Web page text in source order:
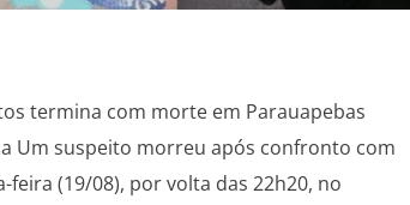
termina com morte em Parauapebas
Um suspeito morreu após confronto com
(19/08), por volta das 22h20, no